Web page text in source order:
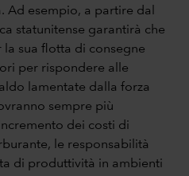
Ad esempio, a partire dal
statunitense garantirà che
sua flotta di consegne
per rispondere alle
lamentate dalla forza
sempre più
dei costi di
le responsabilità
di produttività in ambienti